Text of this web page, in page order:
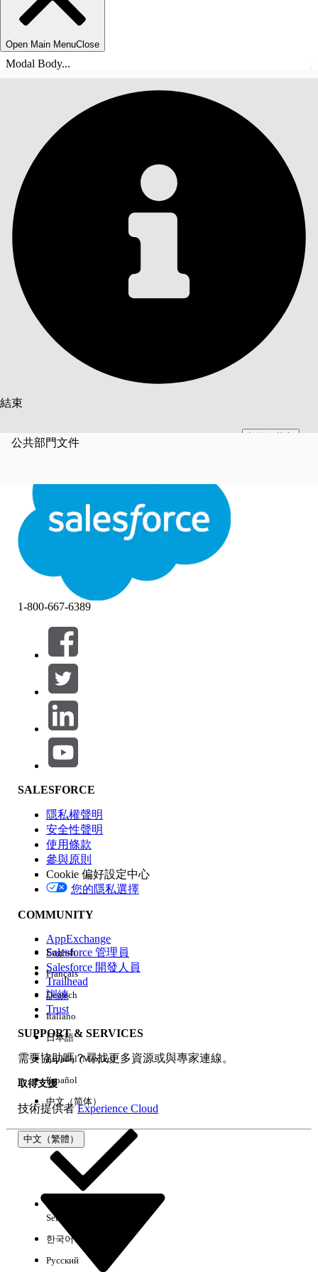
Open Main MenuClose
Modal Body...
結束
此文已使用 Salesforce 機器翻譯系統翻譯。更多詳細資料請參見
結束
公共部門文件
目錄
篩選器 (0)
選取篩選
產品區域
功能影響
版本
經驗
1-800-667-6389
SALESFORCE
隱私權聲明
安全性聲明
使用條款
參與原則
Cookie 偏好設定中心
您的隱私選擇
COMMUNITY
AppExchange
Salesforce 管理員
Salesforce 開發人員
Trailhead
訓練
Trust
SUPPORT & SERVICES
需要協助嗎？尋找更多資源或與專家連線。
取得支援
技術提供者Experience Cloud
中文（繁體）
English
Français
Deutsch
Italiano
日本語
Español (México)
Español
中文（简体）
Select Org
한국어
Русский